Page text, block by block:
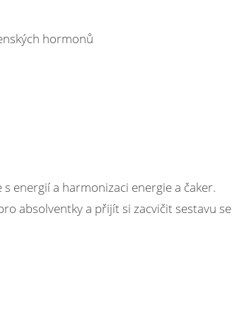
hormonů
energií a harmonizaci energie a čaker.
absolventky a přijít si zacvičit sestavu se